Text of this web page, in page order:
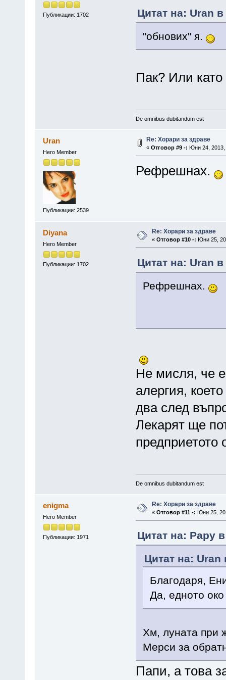
Публикации: 1702
Цитат на: Uran
"обнових" я.
Пак? Или
De omnibus dubitandum est
Uran
Hero Member
Публикации: 2539
Re: Хорари за здраве
« Отговор #9 -: Юни 24, 2013,
Рефрешнах.
Diyana
Hero Member
Публикации: 1702
Re: Хорари за здраве
« Отговор #10 -: Юни 25,
Цитат на: Uran
Рефрешнах.
Не мисля, че
алергия,
два след
Лекарят ще
предприетото
De omnibus dubitandum est
enigma
Hero Member
Публикации: 1971
Re: Хорари за здраве
« Отговор #11 -: Юни 25,
Цитат на: Papy
Цитат на:
Благодаря,
Да, едното
Хм, луната при
Мерси за
Папи, а това